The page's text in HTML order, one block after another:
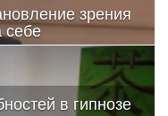
зрения
себе
в гипнозе